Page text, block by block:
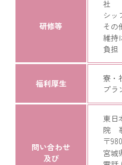
研修等
社
シッ
その
維持
負担
福利厚生
寮・
プラ
問い合わせ
及び
東日
院
〒
宮城